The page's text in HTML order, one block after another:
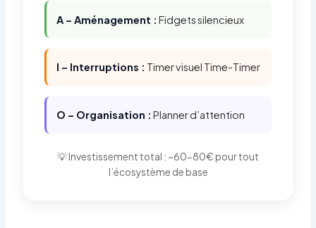
A – Aménagement : Fidgets silencieux
I – Interruptions : Timer visuel Time-Timer
O – Organisation : Planner d’attention
💡 Investissement total : ~60-80€ pour tout
l’écosystème de base